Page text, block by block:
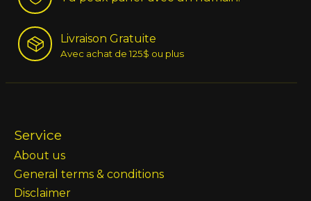
Livraison Gratuite
Avec achat de 125$ ou plus
Service
About us
General terms & conditions
Disclaimer